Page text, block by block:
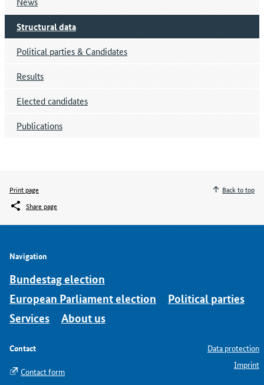
Structural data
Political parties & Candidates
Results
Elected candidates
Publications
Print page
Share page
Back to top
Navigation
Bundestag election
European Parliament election
Political parties
Services
About us
Contact
Contact form
Data protection
Imprint